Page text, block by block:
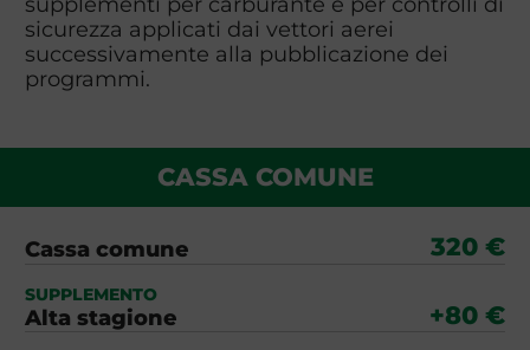
sicurezza applicati dai vettori aerei
successivamente alla pubblicazione dei
programmi.
CASSA COMUNE
Cassa comune 320 €
SUPPLEMENTO
Alta stagione +80 €